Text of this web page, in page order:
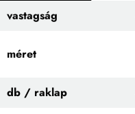
vastagság
méret
db / raklap